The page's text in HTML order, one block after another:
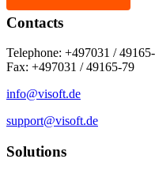
Contacts
Telephone: +497031 /
Fax: +497031 / 49165-79
info@visoft.de
support@visoft.de
Solutions